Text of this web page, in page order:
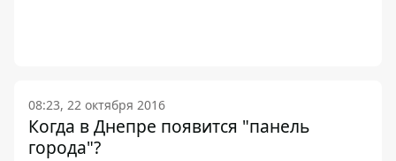
08:23, 22 октября 2016
Когда в Днепре появится "панель
города"?